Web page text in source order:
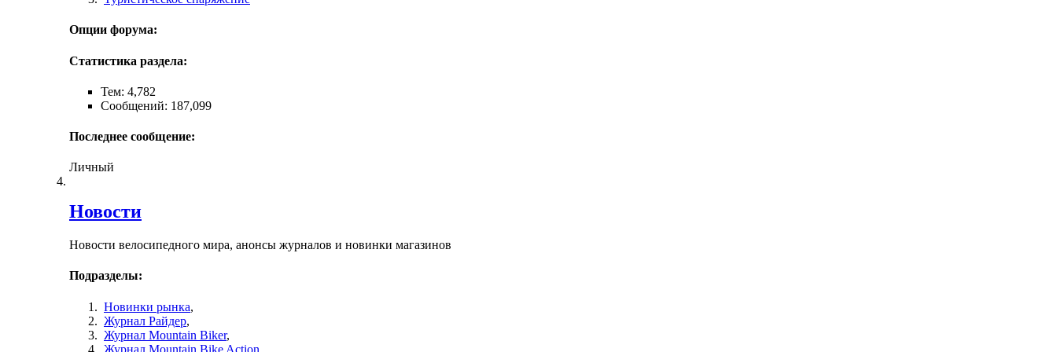
Опции форума:
Статистика раздела:
Тем: 4,782
Сообщений: 187,099
Последнее сообщение:
Личный
Новости
Новости велосипедного мира, анонсы журналов и новинки магазинов
Подразделы:
Новинки рынка,
Журнал Райдер,
Журнал Mountain Biker,
Журнал Mountain Bike Action